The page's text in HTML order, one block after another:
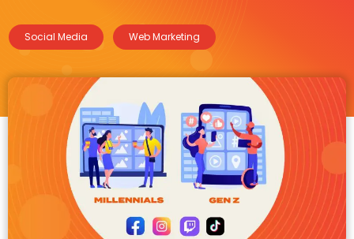
Social Media Web Marketing